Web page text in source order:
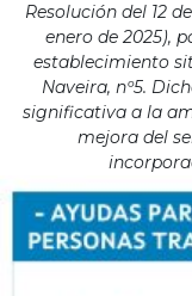
Resolución del 12
enero de 2025),
establecimiento
Naveira, nº5.
significativa a la
mejora del